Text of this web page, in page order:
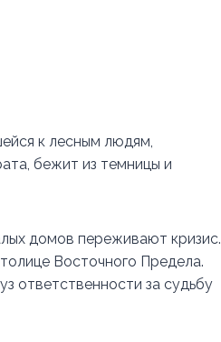
к лесным людям,
бежит из темницы и
домов переживают кризис.
Восточного Предела.
ответственности за судьбу